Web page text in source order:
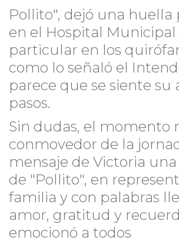
Pollito", dejó una huella
en el Hospital Municipal
particular en los
como lo señaló el
parece que se siente su
pasos.
Sin dudas, el momento
conmovedor de la
mensaje de Victoria una
de "Pollito", en
familia y con palabras
amor, gratitud y
emocionó a todos